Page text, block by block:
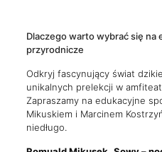
Dlaczego warto wybrać się na
przyrodnicze
Odkryj fascynujący świat
unikalnych prelekcji w
Zapraszamy na edukacyjne
Mikuskiem i Marcinem
niedługo.